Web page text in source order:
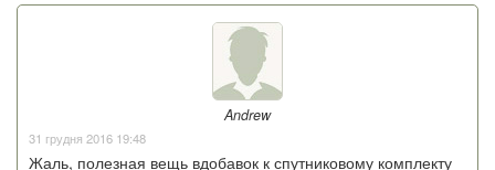
Andrew
31 грудня 2016 19:48
Жаль, полезная вещь вдобавок к спутниковому комплекту